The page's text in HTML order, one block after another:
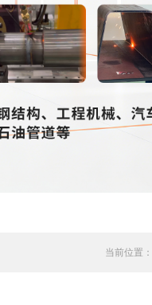
当前位置：